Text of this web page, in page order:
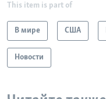
This item is part of
В мире США
Новости